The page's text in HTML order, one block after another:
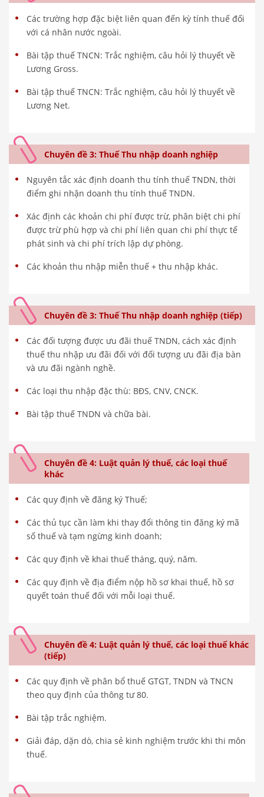
Các trường hợp đặc biệt liên quan đến kỳ tính thuế đối
với cá nhân nước ngoài.
Bài tập thuế TNCN: Trắc nghiệm, câu hỏi lý thuyết về
Lương Gross.
Bài tập thuế TNCN: Trắc nghiệm, câu hỏi lý thuyết về
Lương Net.
Chuyên đề 3: Thuế Thu nhập doanh nghiệp
Nguyên tắc xác định doanh thu tính thuế TNDN, thời
điểm ghi nhận doanh thu tính thuế TNDN.
Xác định các khoản chi phí được trừ, phân biệt chi phí
được trừ phù hợp và chi phí liên quan chi phí thực tế
phát sinh và chi phí trích lập dự phòng.
Các khoản thu nhập miễn thuế + thu nhập khác.
Chuyên đề 3: Thuế Thu nhập doanh nghiệp (tiếp)
Các đối tượng được ưu đãi thuế TNDN, cách xác định
thuế thu nhập ưu đãi đối với đối tượng ưu đãi địa bàn
và ưu đãi ngành nghề.
Các loại thu nhập đặc thù: BĐS, CNV, CNCK.
Bài tập thuế TNDN và chữa bài.
Chuyên đề 4: Luật quản lý thuế, các loại thuế
khác
Các quy định về đăng ký Thuế;
Các thủ tục cần làm khi thay đổi thông tin đăng ký mã
số thuế và tạm ngừng kinh doanh;
Các quy định về khai thuế tháng, quý, năm.
Các quy định về địa điểm nộp hồ sơ khai thuế, hồ sơ
quyết toán thuế đối với mỗi loại thuế.
Chuyên đề 4: Luật quản lý thuế, các loại thuế khác
(tiếp)
Các quy định về phân bổ thuế GTGT, TNDN và TNCN
theo quy định của thông tư 80.
Bài tập trắc nghiệm.
Giải đáp, dặn dò, chia sẻ kinh nghiệm trước khi thi môn
thuế.